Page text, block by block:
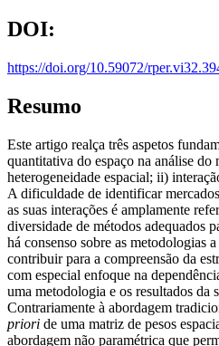
DOI:
https://doi.org/10.59072/
Resumo
Este artigo realça três aspetos
quantitativa do espaço na análise do
heterogeneidade espacial; ii)
A dificuldade de identificar
as suas interações é amplamente
diversidade de métodos adequados
há consenso sobre as metodologias
contribuir para a compreensão da
com especial enfoque na
uma metodologia e os resultados da
Contrariamente à abordagem
priori de uma matriz de pesos
abordagem não paramétrica que